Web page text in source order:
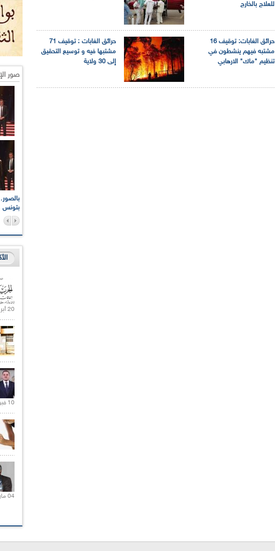
للعلاج بالخارج
حرائق الغابات : توقيف 71
مشتبها فيه و توسيع التحقيق
إلى 30 ولاية
حرائق الغابات: توقيف 16
مشتبه فيهم ينشطون في
تنظيم "ماك" الارهابي
صور
بتونس
20 أبريل 2021 |
10 فبراير 2021 |
04 مارس 2020 |